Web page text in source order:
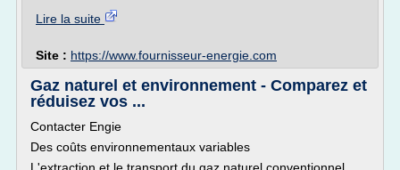
Lire la suite
Site : https://www.fournisseur-energie.com
Gaz naturel et environnement - Comparez et
réduisez vos ...
Contacter Engie
Des coûts environnementaux variables